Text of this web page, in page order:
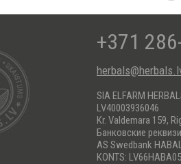
+371
SIA ELFARM
LV40003936046
Kr. Valdemara 159,
Банковские
AS Swedbank
KONTS: